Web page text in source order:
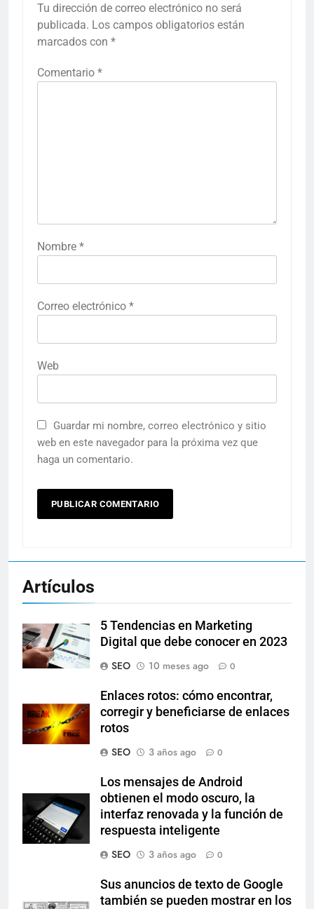
Tu dirección de correo electrónico no será
publicada. Los campos obligatorios están
marcados con *
Comentario *
Nombre *
Correo electrónico *
Web
Guardar mi nombre, correo electrónico y sitio
web en este navegador para la próxima vez que
haga un comentario.
Artículos
5 Tendencias en Marketing
Digital que debe conocer en 2023
SEO
10 meses ago 0
Enlaces rotos: cómo encontrar,
corregir y beneficiarse de enlaces
rotos
SEO
3 años ago 0
Los mensajes de Android
obtienen el modo oscuro, la
interfaz renovada y la función de
respuesta inteligente
SEO
3 años ago 0
Sus anuncios de texto de Google
también se pueden mostrar en los